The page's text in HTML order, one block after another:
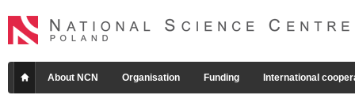
About NCN Organisation Funding International